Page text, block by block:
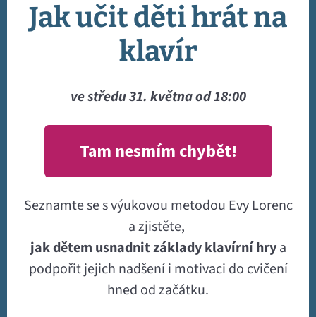
Jak učit děti hrát na
klavír​
ve středu 31. května od 18:00
Tam nesmím chybět!
Seznamte se s výukovou metodou Evy Lorenc
a zjistěte,
jak dětem usnadnit základy klavírní hrya
podpořit jejich nadšení i motivaci do cvičení
hned od začátku.